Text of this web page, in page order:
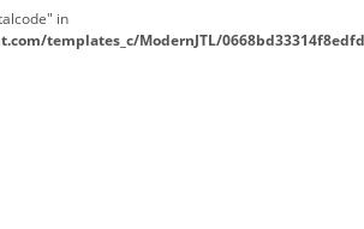
in
templates_c/ModernJTL/